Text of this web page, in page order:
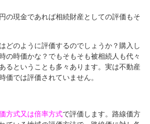
の現金であれば相続財産としての評価もそ
どのように評価するのでしょうか？購入し
の時価かな？でもそもそも被相続人も代々
るということも多々あります。実は不動産
価では評価されていません。
方式又は倍率方式で評価します。路線価方